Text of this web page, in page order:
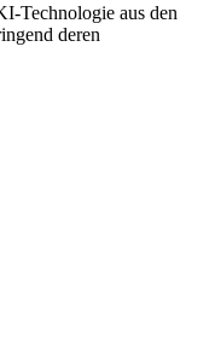
Technologie aus den
deren